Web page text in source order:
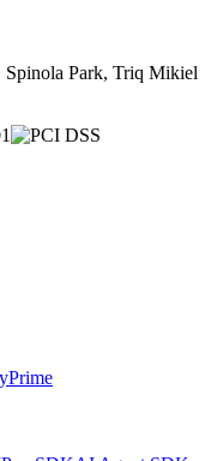
Spinola Park, Triq Mikiel
Prime